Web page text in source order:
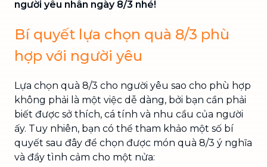
người yêu nhân ngày 8/3 nhé!
Bí quyết lựa chọn quà 8/3 phù
hợp với người yêu
Lựa chọn quà 8/3 cho người yêu sao cho phù hợp
không phải là một việc dễ dàng, bởi bạn cần phải
biết được sở thích, cá tính và nhu cầu của người
ấy. Tuy nhiên, bạn có thể tham khảo một số bí
quyết sau đây để chọn được món quà 8/3 ý nghĩa
và đầy tình cảm cho một nửa: